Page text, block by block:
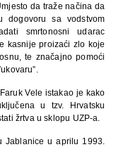
da traže načina da
dogovoru sa vodstvom
smrtonosni udarac
kasnije proizaći zlo koje
te značajno pomoći
Vele istakao je kako
u tzv. Hrvatsku
žrtva u sklopu UZP-a.
Jablanice u aprilu 1993.